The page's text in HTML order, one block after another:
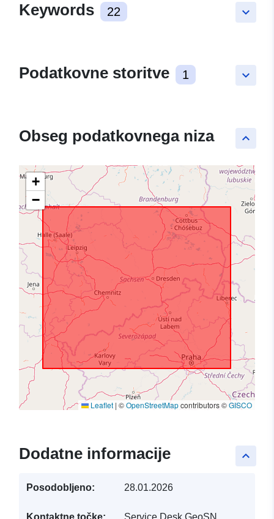
keyboard_arrow_down
Keywords 22
keyboard_arrow_down
Podatkovne storitve 1
keyboard_arrow_up
Obseg podatkovnega niza
+
−
Leaflet | ©OpenStreetMapcontributors ©GISCO
keyboard_arrow_up
Dodatne informacije
Posodobljeno: 28.01.2026